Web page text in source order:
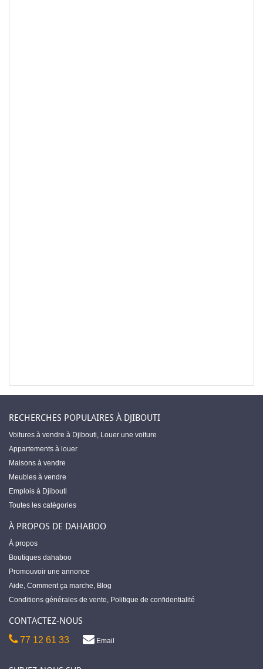
RECHERCHES POPULAIRES À DJIBOUTI
Voitures à vendre à Djibouti, Louer une voiture
Appartements à louer
Maisons à vendre
Meubles à vendre
Emplois à Djibouti
Toutes les catégories
À PROPOS DE DAHABOO
À propos
Boutiques dahaboo
Promouvoir une annonce
Aide, Comment ça marche, Blog
Conditions générales de vente, Politique de confidentialité
CONTACTEZ-NOUS
77 12 61 33 Email